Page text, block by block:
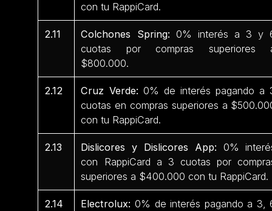
con tu RappiCard.
2.11 Colchones Spring: 0% interés a 3 y
cuotas por compras superiores
$800.000.
2.12 Cruz Verde: 0% de interés pagando a
cuotas en compras superiores a
con tu RappiCard.
2.13 Dislicores y Dislicores App: 0%
con RappiCard a 3 cuotas por
superiores a $400.000 con tu RappiCard.
2.14 Electrolux: 0% de interés pagando a 3,